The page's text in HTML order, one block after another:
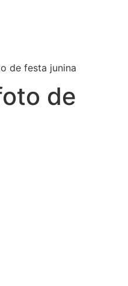
de festa junina
de